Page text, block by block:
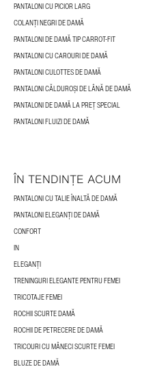
PANTALONI CU PICIOR LARG
COLANȚI NEGRI DE DAMĂ
PANTALONI DE DAMĂ TIP CARROT-FIT
PANTALONI CU CAROURI DE DAMĂ
PANTALONI CULOTTES DE DAMĂ
PANTALONI CĂLDUROȘI DE LÂNĂ DE DAMĂ
PANTALONI DE DAMĂ LA PREȚ SPECIAL
PANTALONI FLUIZI DE DAMĂ
ÎN TENDINȚE ACUM
PANTALONI CU TALIE ÎNALTĂ DE DAMĂ
PANTALONI ELEGANȚI DE DAMĂ
CONFORT
IN
ELEGANȚI
TRENINGURI ELEGANTE PENTRU FEMEI
TRICOTAJE FEMEI
ROCHII SCURTE DAMĂ
ROCHII DE PETRECERE DE DAMĂ
TRICOURI CU MÂNECI SCURTE FEMEI
BLUZE DE DAMĂ